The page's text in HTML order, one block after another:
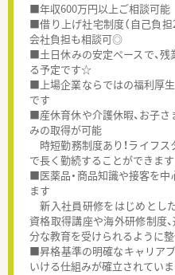
■年収600万円以上ご相談可
■借り上げ社宅制度（自己負
会社負担も相談可◎
■土日休みの安定ペースで、
る予定です☆
■上場企業ならではの福利厚
です
■産休育休や介護休暇、お子
みの取得が可能
時短勤務制度あり！ライフ
で長く勤続することができます
■医薬品・商品知識や接客を
ます
新入社員研修をはじめとし
資格取得講座や海外研修制度
分な教育を受けられるように
■昇格基準の明確なキャリア
いける仕組みが確立されてい